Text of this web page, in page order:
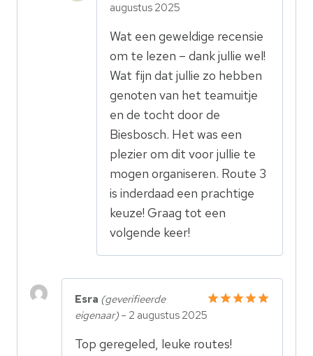
augustus 2025
Wat een geweldige recensie
om te lezen – dank jullie wel!
Wat fijn dat jullie zo hebben
genoten van het teamuitje
en de tocht door de
Biesbosch. Het was een
plezier om dit voor jullie te
mogen organiseren. Route 3
is inderdaad een prachtige
keuze! Graag tot een
volgende keer!
Esra (geverifieerde
eigenaar) – 2 augustus 2025
Top geregeled, leuke routes!